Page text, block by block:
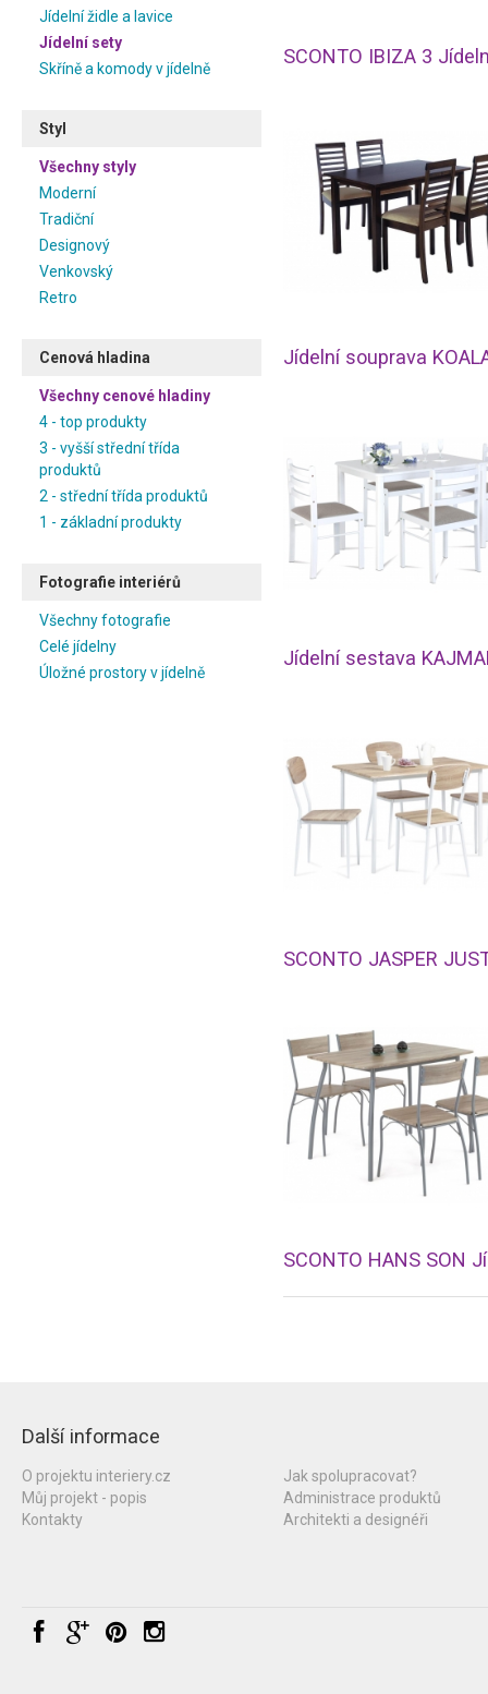
Jídelní židle a lavice
Jídelní sety
Skříně a komody v jídelně
Styl
Všechny styly
Moderní
Tradiční
Designový
Venkovský
Retro
Cenová hladina
Všechny cenové hladiny
4 - top produkty
3 - vyšší střední třída
produktů
2 - střední třída produktů
1 - základní produkty
Fotografie interiérů
Všechny fotografie
Celé jídelny
Úložné prostory v jídelně
Jídelní souprava
Jídelní sestava
Další informace
O projektu interiery.cz
Můj projekt - popis
Kontakty
Jak spolupracovat?
Administrace produktů
Architekti a designéři